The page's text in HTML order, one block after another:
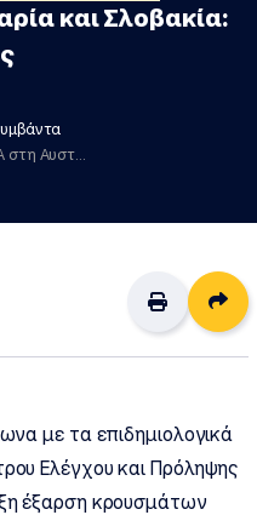
και Σλοβακία:
Τσεχία, Ουγγαρία και Σλοβακία: Οδηγίες για ταξιδιώτες
με τα επιδημιολογικά
Ελέγχου και Πρόληψης
έξαρση κρουσμάτων